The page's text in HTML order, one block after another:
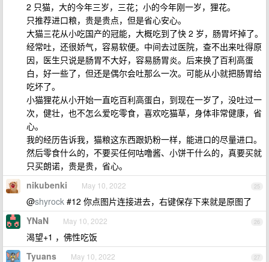
2 只猫，大的今年三岁，三花；小的今年刚一岁，狸花。
只推荐进口粮，贵是贵点，但是省心安心。
大猫三花从小吃国产的冠能，大概吃到了快 2 岁，肠胃坏掉了。
经常吐，还很娇气，容易软便。中间去过医院，查不出来吐得原
因，医生只说是肠胃不大好，容易肠胃炎。后来换了百利高蛋
白，好一些了，但还是偶尔会吐那么一次。可能从小就把肠胃给
吃坏了。
小猫狸花从小开始一直吃百利高蛋白，到现在一岁了，没吐过一
次，健壮，也不怎么爱吃零食，喜欢吃猫草，身体非常健康，省
心。
我的经历告诉我，猫粮这东西跟奶粉一样，能进口的尽量进口。
然后零食什么的，不要买任何咕噜酱、小饼干什么的，真要买就
只买朗诺，贵是贵，省心。
25
nikubenki May 10, 2022
@shyrock #12 你点图片连接进去，右键保存下来就是原图了
26
YNaN May 10, 2022
渴望+1 ，佛性吃饭
27
Tyuans May 10, 2022